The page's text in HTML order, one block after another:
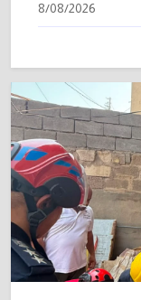
8/08/2026